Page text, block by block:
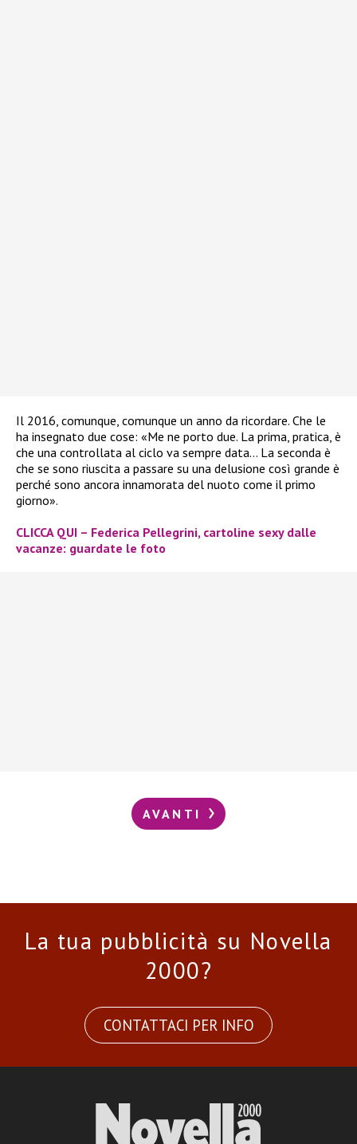
Il 2016, comunque, comunque un anno da ricordare. Che le
ha insegnato due cose: «Me ne porto due. La prima, pratica, è
che una controllata al ciclo va sempre data… La seconda è
che se sono riuscita a passare su una delusione così grande è
perché sono ancora innamorata del nuoto come il primo
giorno».
CLICCA QUI – Federica Pellegrini, cartoline sexy dalle
vacanze: guardate le foto
AVANTI
La tua pubblicità su Novella
2000?
CONTATTACI PER INFO